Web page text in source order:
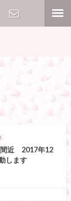
せ】
間近 2017年12
します